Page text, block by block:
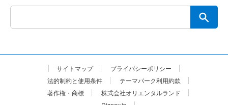
サイトマップ
プライバシーポリシー
法的制約と使用条件
テーマパーク利用約款
著作権・商標
株式会社オリエンタルランド